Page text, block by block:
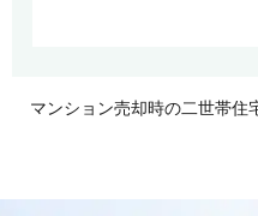
マンション売却時の二世帯住